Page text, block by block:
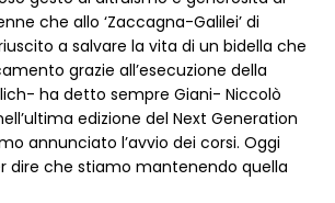
che allo ‘Zaccagna-Galilei’ di
a salvare la vita di un bidella che
grazie all’esecuzione della
ha detto sempre Giani- Niccolò
edizione del Next Generation
annunciato l’avvio dei corsi. Oggi
dire che stiamo mantenendo quella